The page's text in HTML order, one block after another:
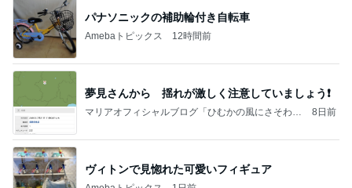
パナソニックの補助輪付き自転車
Amebaトピックス 12時間前
夢見さんから 揺れが激しく注意していましょう❗️
マリアオフィシャルブログ「ひむかの風にさそわれ
8日前
ヴィトンで見惚れた可愛いフィギュア